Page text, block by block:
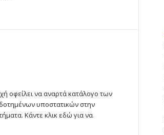
οφείλει να αναρτά κατάλογο των
υποστατικών στην
Κάντε κλικ εδώ για να